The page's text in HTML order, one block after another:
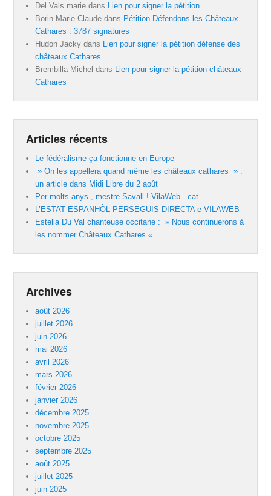
Del Vals marie dans Lien pour signer la pétition
Borin Marie-Claude dans Pétition Défendons les Châteaux
Cathares : 3787 signatures
Hudon Jacky dans Lien pour signer la pétition défense des
châteaux Cathares
Brembilla Michel dans Lien pour signer la pétition châteaux
Cathares
Articles récents
Le fédéralisme ça fonctionne en Europe
» On les appellera quand même les châteaux cathares » :
un article dans Midi Libre du 2 août
Per molts anys , mestre Savall ! VilaWeb . cat
L’ESTAT ESPANHÒL PERSEGUIS DIRECTA e VILAWEB
Estella Du Val chanteuse occitane : » Nous continuerons à
les nommer Châteaux Cathares «
Archives
août 2026
juillet 2026
juin 2026
mai 2026
avril 2026
mars 2026
février 2026
janvier 2026
décembre 2025
novembre 2025
octobre 2025
septembre 2025
août 2025
juillet 2025
juin 2025